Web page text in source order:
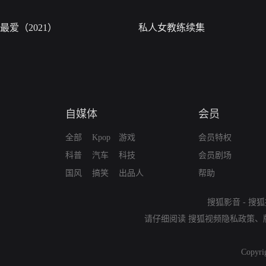
最爱（2021） 私人女教练续集
自媒体
全部
科普
国风
Kpop
汽车
搞笑
游戏
科技
出品人
会员
会员特权
会员剧场
帮助
搜狐影音 - 搜
请仔细阅读 搜狐视频隐私政策、